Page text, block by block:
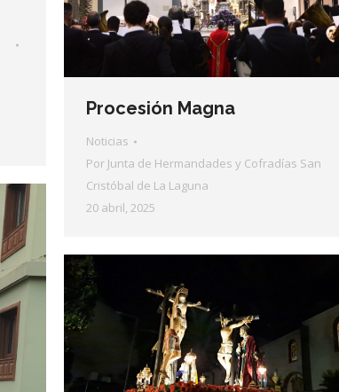
Procesión Magna
Noticias
Por Junta de Hermandades y Cofradías San
Cristóbal de La Laguna
20 abril, 2025